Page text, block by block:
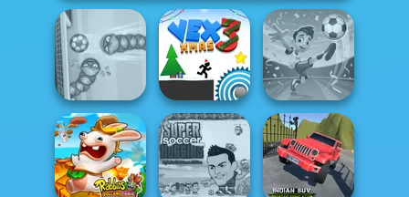
Soccer Snakes Vex 3 Xmas
Football
Superstars 2024